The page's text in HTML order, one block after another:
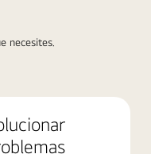
necesites.